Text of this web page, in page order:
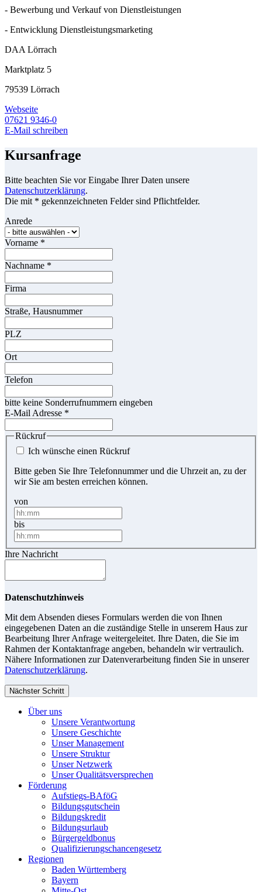
- Bewerbung und Verkauf von Dienstleistungen
- Entwicklung Dienstleistungsmarketing
DAA Lörrach
Marktplatz 5
79539 Lörrach
Webseite
07621 9346-0
E-Mail schreiben
Kursanfrage
Bitte beachten Sie vor Eingabe Ihrer Daten unsere
Datenschutzerklärung.
Die mit * gekennzeichneten Felder sind Pflichtfelder.
Anrede
Vorname *
Nachname *
Firma
Straße, Hausnummer
PLZ
Ort
Telefon
bitte keine Sonderrufnummern eingeben
E-Mail Adresse *
Rückruf
Ich wünsche einen Rückruf
Bitte geben Sie Ihre Telefonnummer und die Uhrzeit an, zu der
wir Sie am besten erreichen können.
von
bis
Ihre Nachricht
Datenschutzhinweis
Mit dem Absenden dieses Formulars werden die von Ihnen
eingegebenen Daten an die zuständige Stelle in unserem Haus zur
Bearbeitung Ihrer Anfrage weitergeleitet. Ihre Daten, die Sie im
Rahmen der Kontaktanfrage angeben, behandeln wir vertraulich.
Nähere Informationen zur Datenverarbeitung finden Sie in unserer
Datenschutzerklärung.
Nächster Schritt
Über uns
Unsere Verantwortung
Unsere Geschichte
Unser Management
Unsere Struktur
Unser Netzwerk
Unser Qualitätsversprechen
Förderung
Aufstiegs-BAföG
Bildungsgutschein
Bildungskredit
Bildungsurlaub
Bürgergeldbonus
Qualifizierungschancengesetz
Regionen
Baden Württemberg
Bayern